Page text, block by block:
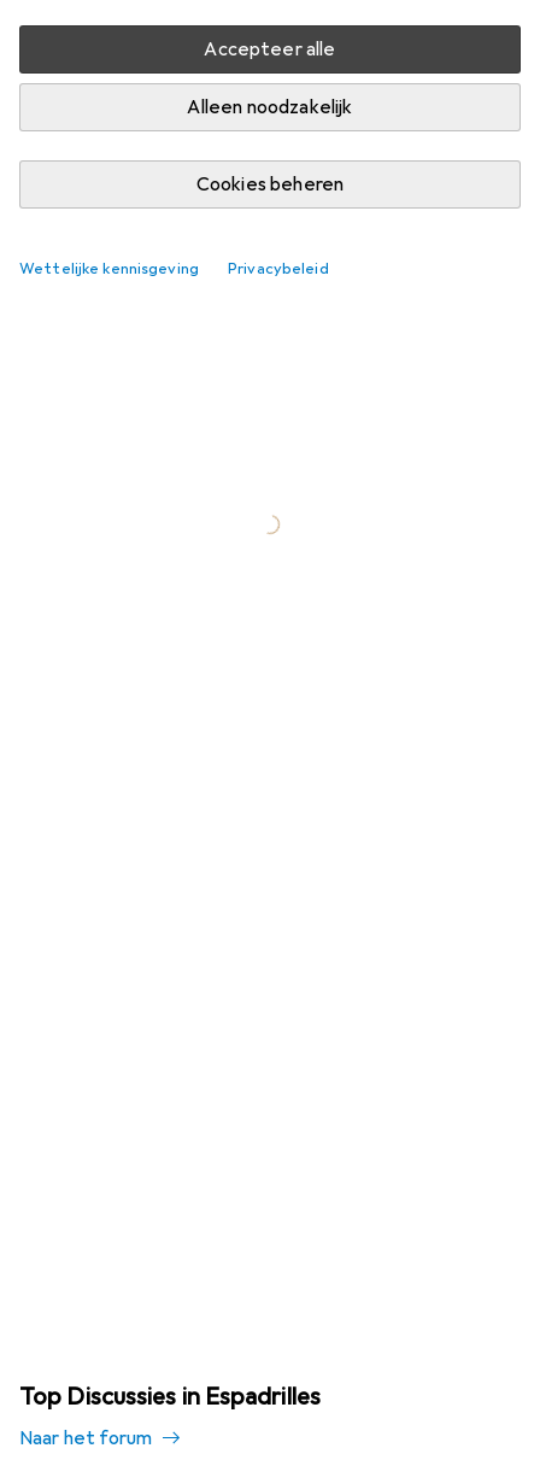
Accepteer alle
Alleen noodzakelijk
Cookies beheren
Wettelijke kennisgeving Privacybeleid
Top Discussies in Espadrilles
Naar het forum